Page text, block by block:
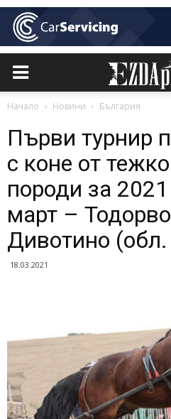
Начало Новини България
Първи турнир
с коне от
породи за
март –
Дивотино
18.03.2021